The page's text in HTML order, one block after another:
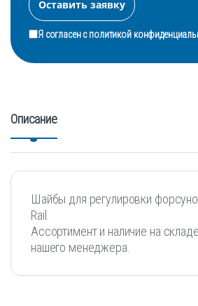
Я согласен сполитикой
Описание
Шайбы для регулировки
Rail.
Ассортимент и наличие на
нашего менеджера.